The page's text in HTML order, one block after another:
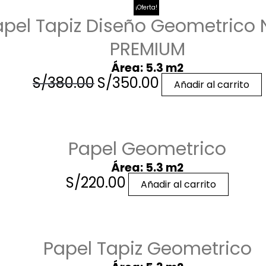
¡Oferta!
Tapiz Diseño Geometrico
PREMIUM
Área: 5.3 m2
S/380.00S/350.00 Añadir al carrito
Papel Geometrico
Área: 5.3 m2
S/220.00 Añadir al carrito
Papel Tapiz Geometrico